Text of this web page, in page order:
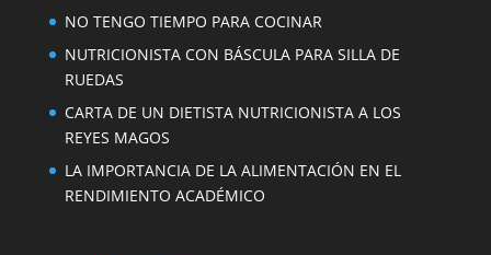
NO TENGO TIEMPO PARA COCINAR
NUTRICIONISTA CON BÁSCULA PARA SILLA DE
RUEDAS
CARTA DE UN DIETISTA NUTRICIONISTA A LOS
REYES MAGOS
LA IMPORTANCIA DE LA ALIMENTACIÓN EN EL
RENDIMIENTO ACADÉMICO